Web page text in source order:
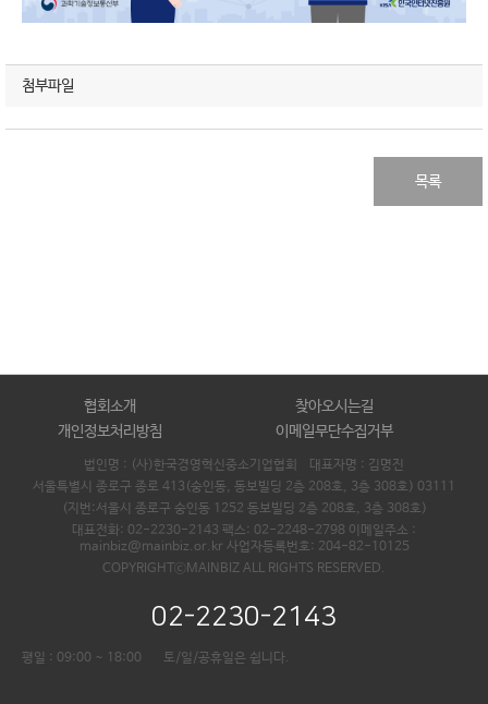
첨부파일
목록
협회소개
찾아오시는길
개인정보처리방침
이메일무단수집거부
법인명 : (사)한국경영혁신중소기업협회 대표자명 : 김명진
서울특별시 종로구 종로 413(숭인동, 동보빌딩 2층 208호, 3층 308호) 03111
(지번:서울시 종로구 숭인동 1252 동보빌딩 2층 208호, 3층 308호)
대표전화: 02-2230-2143 팩스: 02-2248-2798 이메일주소 :
mainbiz@mainbiz.or.kr 사업자등록번호: 204-82-10125
COPYRIGHTⓒMAINBIZ ALL RIGHTS RESERVED.
02-2230-2143
평일 : 09:00 ~ 18:00 토/일/공휴일은 쉽니다.